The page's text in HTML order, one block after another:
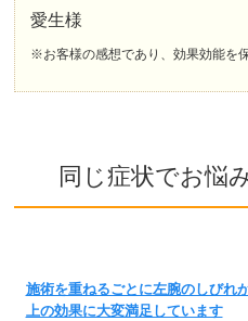
愛生様
※お客様の感想であり、効果効能を
同じ症状でお悩
施術を重ねるごとに左腕のしびれ
上の効果に大変満足しています